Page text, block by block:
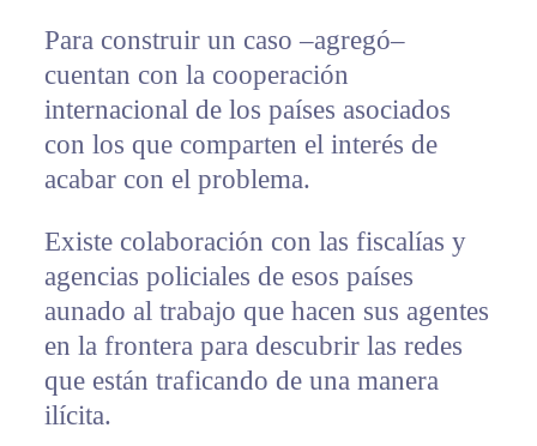
Para construir un caso –agregó–
cuentan con la cooperación
internacional de los países asociados
con los que comparten el interés de
acabar con el problema.
Existe colaboración con las fiscalías y
agencias policiales de esos países
aunado al trabajo que hacen sus agentes
en la frontera para descubrir las redes
que están traficando de una manera
ilícita.